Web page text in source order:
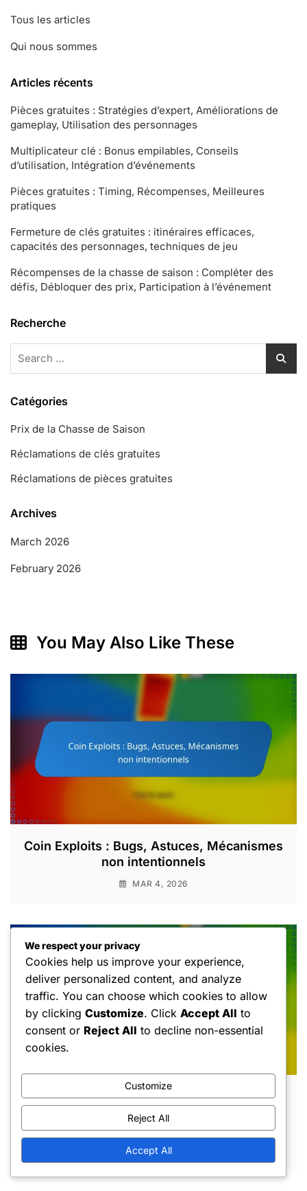
Tous les articles
Qui nous sommes
Articles récents
Pièces gratuites : Stratégies d’expert, Améliorations de
gameplay, Utilisation des personnages
Multiplicateur clé : Bonus empilables, Conseils
d’utilisation, Intégration d’événements
Pièces gratuites : Timing, Récompenses, Meilleures
pratiques
Fermeture de clés gratuites : itinéraires efficaces,
capacités des personnages, techniques de jeu
Récompenses de la chasse de saison : Compléter des
défis, Débloquer des prix, Participation à l’événement
Recherche
Catégories
Prix de la Chasse de Saison
Réclamations de clés gratuites
Réclamations de pièces gratuites
Archives
March 2026
February 2026
You May Also Like These
Coin Exploits : Bugs, Astuces, Mécanismes
non intentionnels
MAR 4, 2026
Défis des Clés Gratuites : Compléter des
tâches, Débloquer des récompenses,
Maximiser les avantages
FEB 27, 2026
We respect your privacy
Cookies help us improve your experience,
deliver personalized content, and analyze
traffic. You can choose which cookies to allow
by clicking Customize. Click Accept All to
consent or Reject All to decline non-essential
cookies.
Customize
Reject All
Accept All